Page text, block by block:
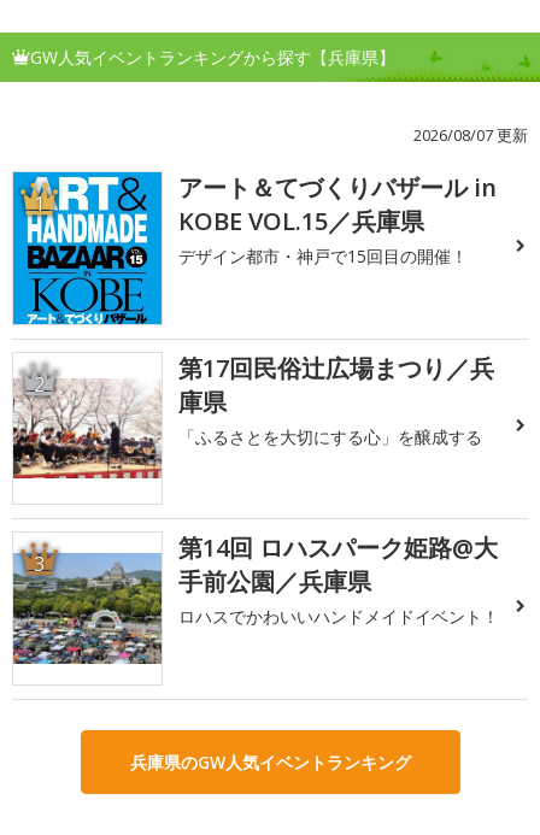
GW人気イベントランキングから探す【兵庫県】
2026/08/07 更新
1
アート＆てづくりバザール in
KOBE VOL.15／兵庫県
デザイン都市・神戸で15回目の開催！
2
第17回民俗辻広場まつり／兵
庫県
「ふるさとを大切にする心」を醸成する
3
第14回 ロハスパーク姫路@大
手前公園／兵庫県
ロハスでかわいいハンドメイドイベント！
兵庫県のGW人気イベントランキング